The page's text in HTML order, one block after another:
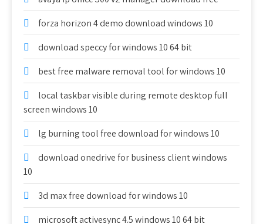
forza horizon 4 demo download windows 10
download speccy for windows 10 64 bit
best free malware removal tool for windows 10
local taskbar visible during remote desktop full
screen windows 10
lg burning tool free download for windows 10
download onedrive for business client windows
10
3d max free download for windows 10
microsoft activesync 4.5 windows 10 64 bit